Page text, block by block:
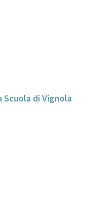
Scuola di Vignola